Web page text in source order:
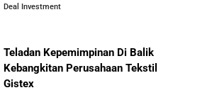
Besar
Dari Usaha Rumahan Jadi
Erick Thohir dan Boy Thohir
Deal Investment
Teladan Kepemimpinan Di Balik
Kebangkitan Perusahaan Tekstil
Gistex